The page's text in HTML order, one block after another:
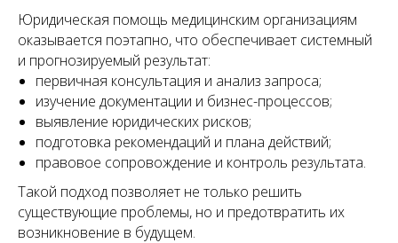
Юридическая помощь медицинским организациям
оказывается поэтапно, что обеспечивает системный
и прогнозируемый результат:
первичная консультация и анализ запроса;
изучение документации и бизнес-процессов;
выявление юридических рисков;
подготовка рекомендаций и плана действий;
правовое сопровождение и контроль результата.
Такой подход позволяет не только решить
существующие проблемы, но и предотвратить их
возникновение в будущем.
Свяжитесь с нами по телефону или просто
оставьте заявку — мы перезвоним вам в
ближайшее время
Запишитесь
на консультацию
Онлайн
+7 (495) 188-17-82